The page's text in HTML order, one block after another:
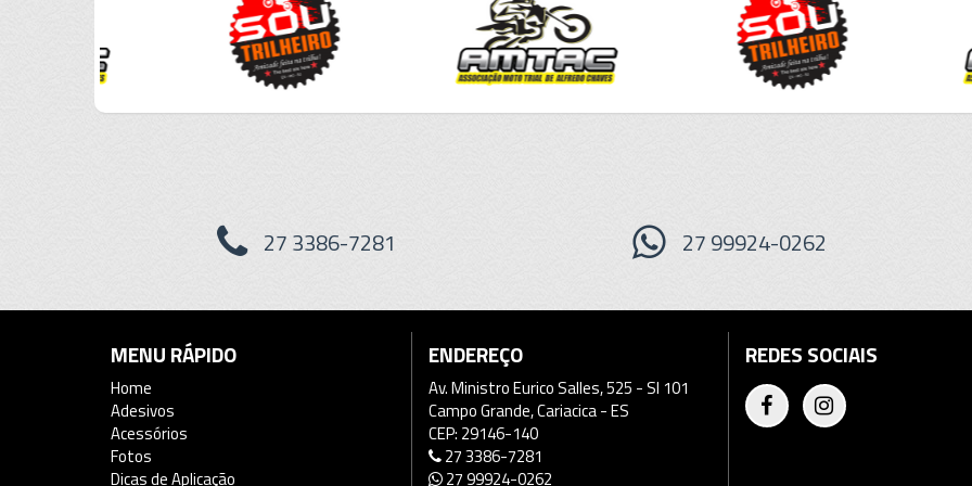
27 3386-7281 27 99924-0262
MENU RÁPIDO
Home
Adesivos
Acessórios
Fotos
Dicas de Aplicação
ENDEREÇO
Av. Ministro Eurico Salles, 525 - Sl 101
Campo Grande, Cariacica - ES
CEP: 29146-140
27 3386-7281
27 99924-0262
REDES SOCIAIS